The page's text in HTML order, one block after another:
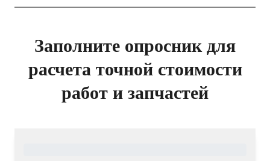
Заполните опросник для
расчета точной стоимости
работ и запчастей